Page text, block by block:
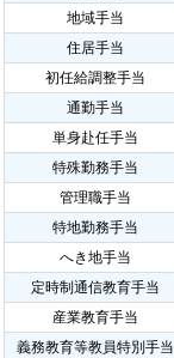
地域手当
住居手当
初任給調整手当
通勤手当
単身赴任手当
特殊勤務手当
管理職手当
特地勤務手当
へき地手当
定時制通信教育手当
産業教育手当
義務教育等教員特別手当